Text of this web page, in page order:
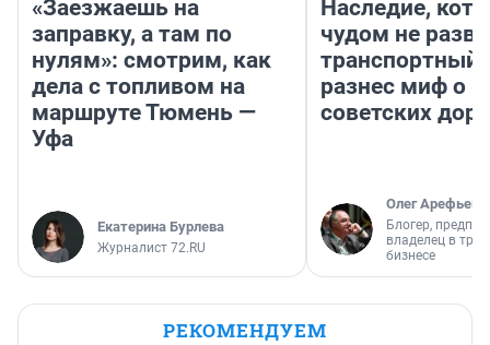
«Заезжаешь на
заправку, а там по
нулям»: смотрим, как
дела с топливом на
маршруте Тюмень —
Уфа
Екатерина Бурлева
Журналист 72.RU
Наследие,
чудом не
транспортный
разнес миф о
советских
Олег Арефьев
Блогер,
владелец в
бизнесе
РЕКОМЕНДУЕМ